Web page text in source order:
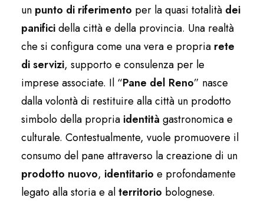
un punto di riferimento per la quasi totalità dei
panificidella città e della provincia. Una realtà
che si configura come una vera e propria rete
di servizi, supporto e consulenza per le
imprese associate. Il “Pane del Reno” nasce
dalla volontà di restituire alla città un prodotto
simbolo della propria identità gastronomica e
culturale. Contestualmente, vuole promuovere il
consumo del pane attraverso la creazione di un
prodotto nuovo, identitario e profondamente
legato alla storia e alterritorio bolognese.